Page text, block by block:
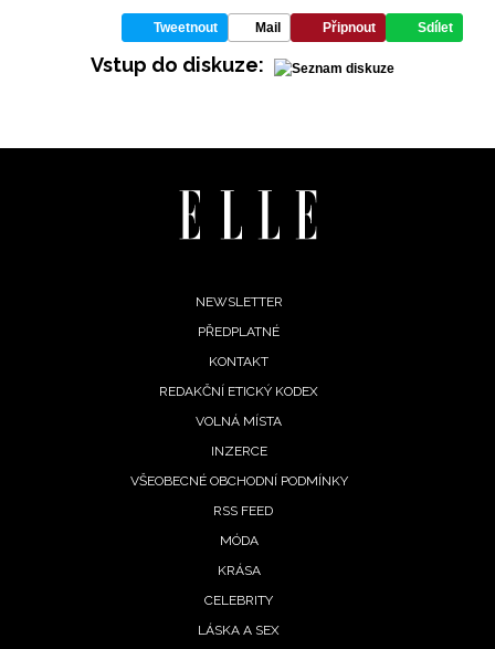
Tweetnout Mail Připnout Sdílet
Vstup do diskuze:
NEWSLETTER
PŘEDPLATNÉ
KONTAKT
REDAKČNÍ ETICKÝ KODEX
VOLNÁ MÍSTA
INZERCE
VŠEOBECNÉ OBCHODNÍ PODMÍNKY
RSS FEED
MÓDA
KRÁSA
CELEBRITY
LÁSKA A SEX